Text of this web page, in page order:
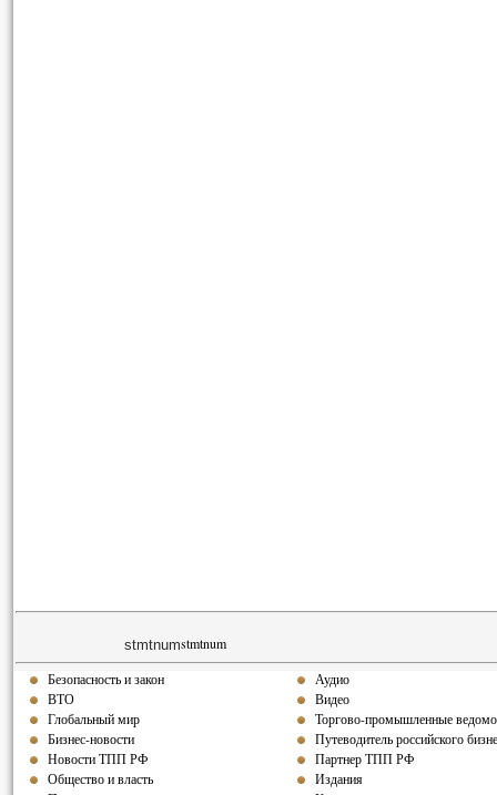
stmtnumstmtnum
Безопасность и закон
ВТО
Глобальный мир
Бизнес-новости
Новости ТПП РФ
Общество и власть
Аудио
Видео
Торгово-промышленные
Путеводитель российского
Партнер ТПП РФ
Издания